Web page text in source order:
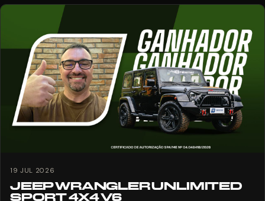
19 JUL 2026
JEEP WRANGLER UNLIMITED
SPORT 4X4 V6